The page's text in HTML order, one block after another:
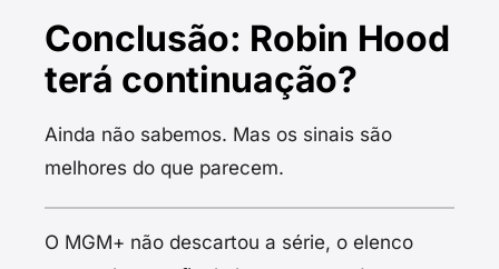
Conclusão: Robin Hood
terá continuação?
Ainda não sabemos. Mas os sinais são
melhores do que parecem.
O MGM+ não descartou a série, o elenco